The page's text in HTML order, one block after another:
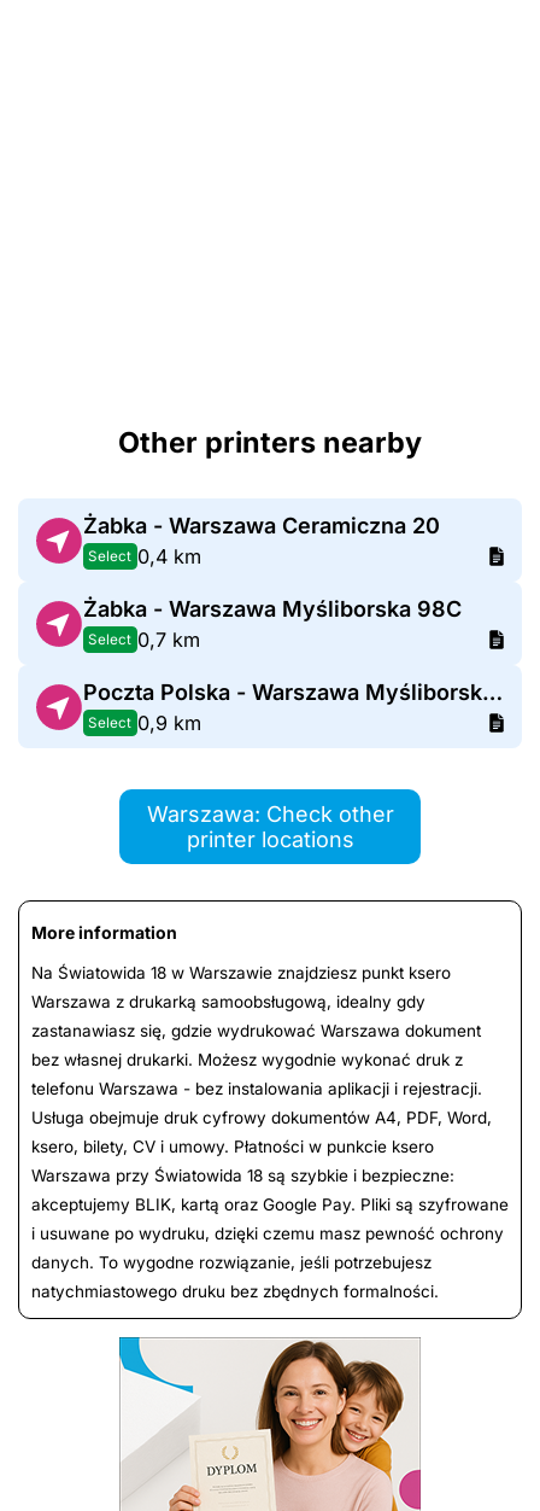
Other printers nearby
Żabka - Warszawa Ceramiczna 20
Select 0,4 km
Żabka - Warszawa Myśliborska 98C
Select 0,7 km
Poczta Polska - Warszawa Myśliborska 102
Select 0,9 km
Warszawa: Check other
printer locations
More information
Na Światowida 18 w Warszawie znajdziesz punkt ksero
Warszawa z drukarką samoobsługową, idealny gdy
zastanawiasz się, gdzie wydrukować Warszawa dokument
bez własnej drukarki. Możesz wygodnie wykonać druk z
telefonu Warszawa - bez instalowania aplikacji i rejestracji.
Usługa obejmuje druk cyfrowy dokumentów A4, PDF, Word,
ksero, bilety, CV i umowy. Płatności w punkcie ksero
Warszawa przy Światowida 18 są szybkie i bezpieczne:
akceptujemy BLIK, kartą oraz Google Pay. Pliki są szyfrowane
i usuwane po wydruku, dzięki czemu masz pewność ochrony
danych. To wygodne rozwiązanie, jeśli potrzebujesz
natychmiastowego druku bez zbędnych formalności.